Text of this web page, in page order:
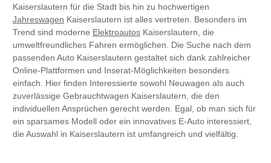
Kaiserslautern für die Stadt bis hin zu hochwertigen
Jahreswagen Kaiserslautern ist alles vertreten. Besonders im
Trend sind moderne Elektroautos Kaiserslautern, die
umweltfreundliches Fahren ermöglichen. Die Suche nach dem
passenden Auto Kaiserslautern gestaltet sich dank zahlreicher
Online-Plattformen und Inserat-Möglichkeiten besonders
einfach. Hier finden Interessierte sowohl Neuwagen als auch
zuverlässige Gebrauchtwagen Kaiserslautern, die den
individuellen Ansprüchen gerecht werden. Egal, ob man sich für
ein sparsames Modell oder ein innovatives E-Auto interessiert,
die Auswahl in Kaiserslautern ist umfangreich und vielfältig.